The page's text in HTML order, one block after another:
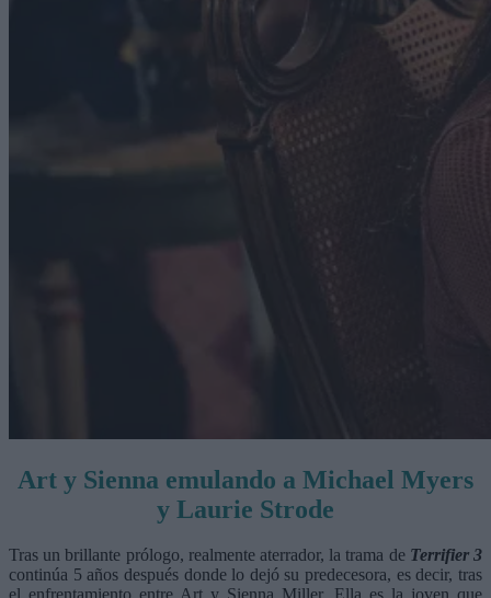
Art y Sienna emulando a Michael Myers
y Laurie Strode
Tras un brillante prólogo, realmente aterrador, la trama de Terrifier 3
continúa 5 años después donde lo dejó su predecesora, es decir, tras